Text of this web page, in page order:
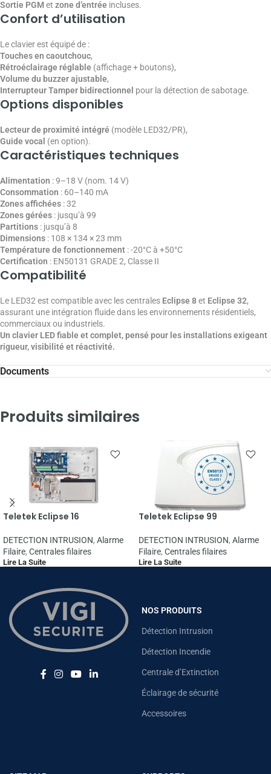
Sortie PGMet zone d’entrée incluses.
Confort d’utilisation
Le clavier est équipé de :
Touches en caoutchouc,
Rétroéclairage réglable (affichage + boutons),
Volume du buzzer ajustable,
Interrupteur Tamper bidirectionnel pour la détection de sabotage.
Options disponibles
Lecteur de proximité intégré (modèle LED32/PR),
Guide vocal (en option).
Caractéristiques techniques
Alimentation : 9–18 V (nom. 14 V)
Consommation : 60–140 mA
Zones affichées : 32
Zones gérées : jusqu’à 99
Partitions : jusqu’à 8
Dimensions : 108 × 134 × 23 mm
Température de fonctionnement : -20°C à +50°C
Certification : EN50131 GRADE 2, Classe II
Compatibilité
Le LED32 est compatible avec les centrales Eclipse 8et Eclipse 32,
assurant une intégration fluide dans les environnements résidentiels,
commerciaux ou industriels.
Un clavier LED fiable et complet, pensé pour les installations exigeant
rigueur, visibilité et réactivité.
Documents
Produits similaires
Teletek Eclipse 16
DETECTION INTRUSION, Alarme
Filaire, Centrales filaires
Lire La Suite
Teletek Eclipse 99
DETECTION INTRUSION, Alarme
Filaire, Centrales filaires
Lire La Suite
NOS PRODUITS
Détection Intrusion
Détection Incendie
Centrale d’Extinction
Éclairage de sécurité
Accessoires